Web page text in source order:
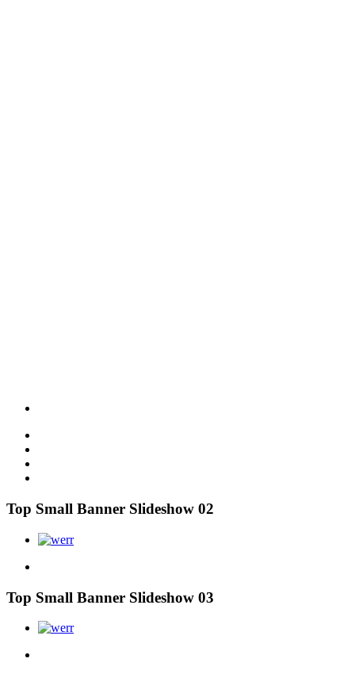
Top Small Banner Slideshow 02
Top Small Banner Slideshow 03